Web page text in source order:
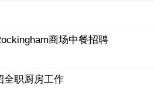
商场中餐招聘
全职厨房工作